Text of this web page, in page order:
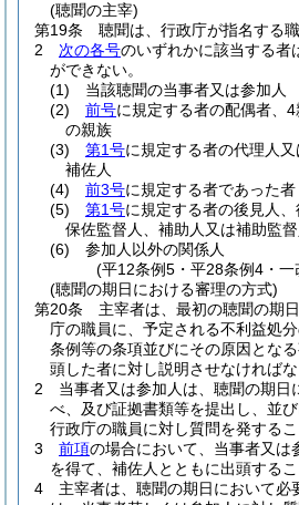
(聴聞の主宰)
第19条
聴聞は、行政庁が指名する
2
次の各号のいずれかに該当する者
ができない。
(1)
当該聴聞の当事者又は参加人
(2)
前号に規定する者の配偶者、
の親族
(3)
第1号に規定する者の代理人又
補佐人
(4)
前3号に規定する者であった者
(5)
第1号に規定する者の後見人、
保佐監督人、補助人又は補助監督
(6)
参加人以外の関係人
(平12条例5・平28条例4・一
(聴聞の期日における審理の方式)
第20条
主宰者は、最初の聴聞の期
庁の職員に、予定される不利益処
条例等の条項並びにその原因とな
頭した者に対し説明させなければな
2
当事者又は参加人は、聴聞の期日
べ、及び証拠書類等を提出し、並
行政庁の職員に対し質問を発するこ
3
前項の場合において、当事者又は
を得て、補佐人とともに出頭するこ
4
主宰者は、聴聞の期日において必